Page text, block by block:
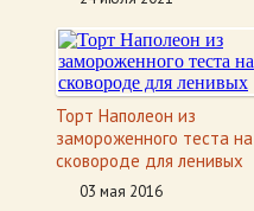
Торт Наполеон из
замороженного теста на
сковороде для ленивых
03 мая 2016